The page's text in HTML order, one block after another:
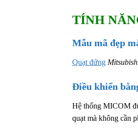
TÍNH
Mẫu mã đẹp
Quạt đứng
Điều khiển
Hệ thống MICOM
quạt mà không cần